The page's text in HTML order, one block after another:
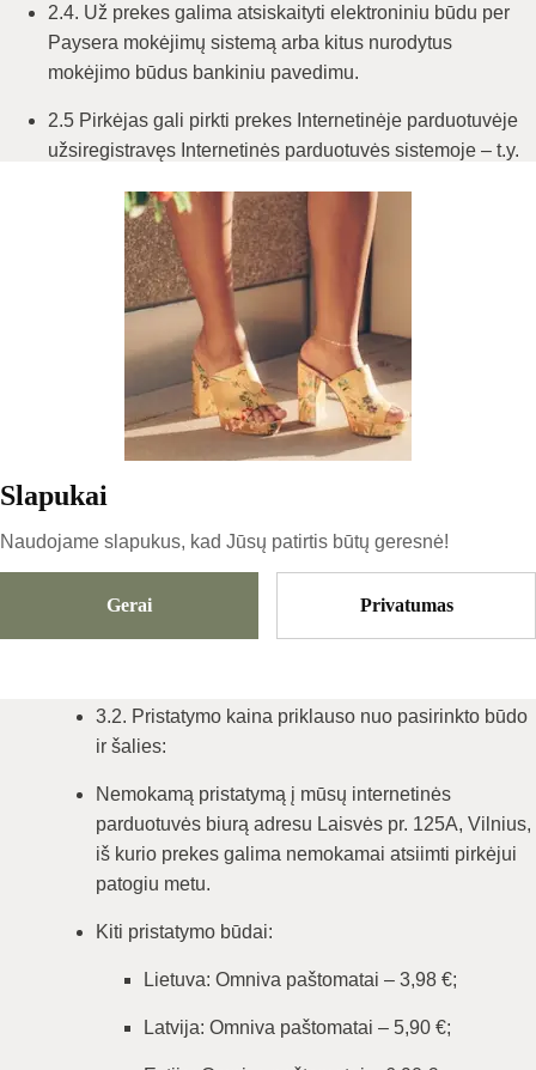
Slapukai
Naudojame slapukus, kad Jūsų patirtis būtų geresnė!
Gerai Privatumas
2.4. Už prekes galima atsiskaityti elektroniniu būdu per
Paysera mokėjimų sistemą arba kitus nurodytus
mokėjimo būdus bankiniu pavedimu.
2.5 Pirkėjas gali pirkti prekes Internetinėje parduotuvėje
užsiregistravęs Internetinės parduotuvės sistemoje – t.y.
2.6 Pirkėjas, prisijungęs prie internetinės parduotuvės
paskyros, gali matyti savo užsakymo būseną – ar
užsakymas priimtas, supakuotas ir išsiųstas. Apie šiuos
užsakymo etapus pirkėjas taip pat automatiškai
informuojamas el. paštu pardavėjo sistemos siunčiamais
pranešimais. Taip pat ten galima atsisiųsti PVM sąskaitą
faktūrą už įsigytas prekes.
Prekių pristatymas
3.1. Užsakymai pristatomi Lietuvoje, Latvijoje ir
Estijoje per 1–5 darbo dienas nuo apmokėjimo
patvirtinimo, nebent prie prekės nurodytas kitoks
3.2. Pristatymo kaina priklauso nuo pasirinkto būdo
ir šalies:
Nemokamą pristatymą į mūsų internetinės
parduotuvės biurą adresu Laisvės pr. 125A, Vilnius,
iš kurio prekes galima nemokamai atsiimti pirkėjui
patogiu metu.
Kiti pristatymo būdai:
Lietuva: Omniva paštomatai – 3,98 €;
Latvija: Omniva paštomatai – 5,90 €;